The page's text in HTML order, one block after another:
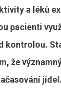
a léků
pacienti
kontrolou.
že
jídel.